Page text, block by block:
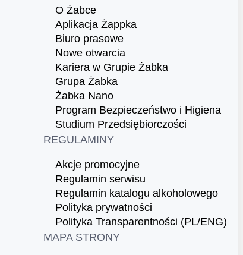
O Żabce
Aplikacja Żappka
Biuro prasowe
Nowe otwarcia
Kariera w Grupie Żabka
Grupa Żabka
Żabka Nano
Program Bezpieczeństwo i Higiena
Studium Przedsiębiorczości
REGULAMINY
Akcje promocyjne
Regulamin serwisu
Regulamin katalogu alkoholowego
Polityka prywatności
Polityka Transparentności (PL/ENG)
MAPA STRONY